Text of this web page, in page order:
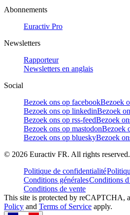
Abonnements
Euractiv Pro
Newsletters
Rapporteur
Newsletters en anglais
Social
Bezoek ons op facebookBezoek
Bezoek ons op linkedinBezoek
Bezoek ons op rss-feedBezoek
Bezoek ons op mastodonBezoek
Bezoek ons op blueskyBezoek
© 2026 Euractiv FR. All rights reserved.
Politique de confidentialité
Conditions généralesConditions
Conditions de vente
This site is protected by reCAPTCHA,
Policy and Terms of Service apply.